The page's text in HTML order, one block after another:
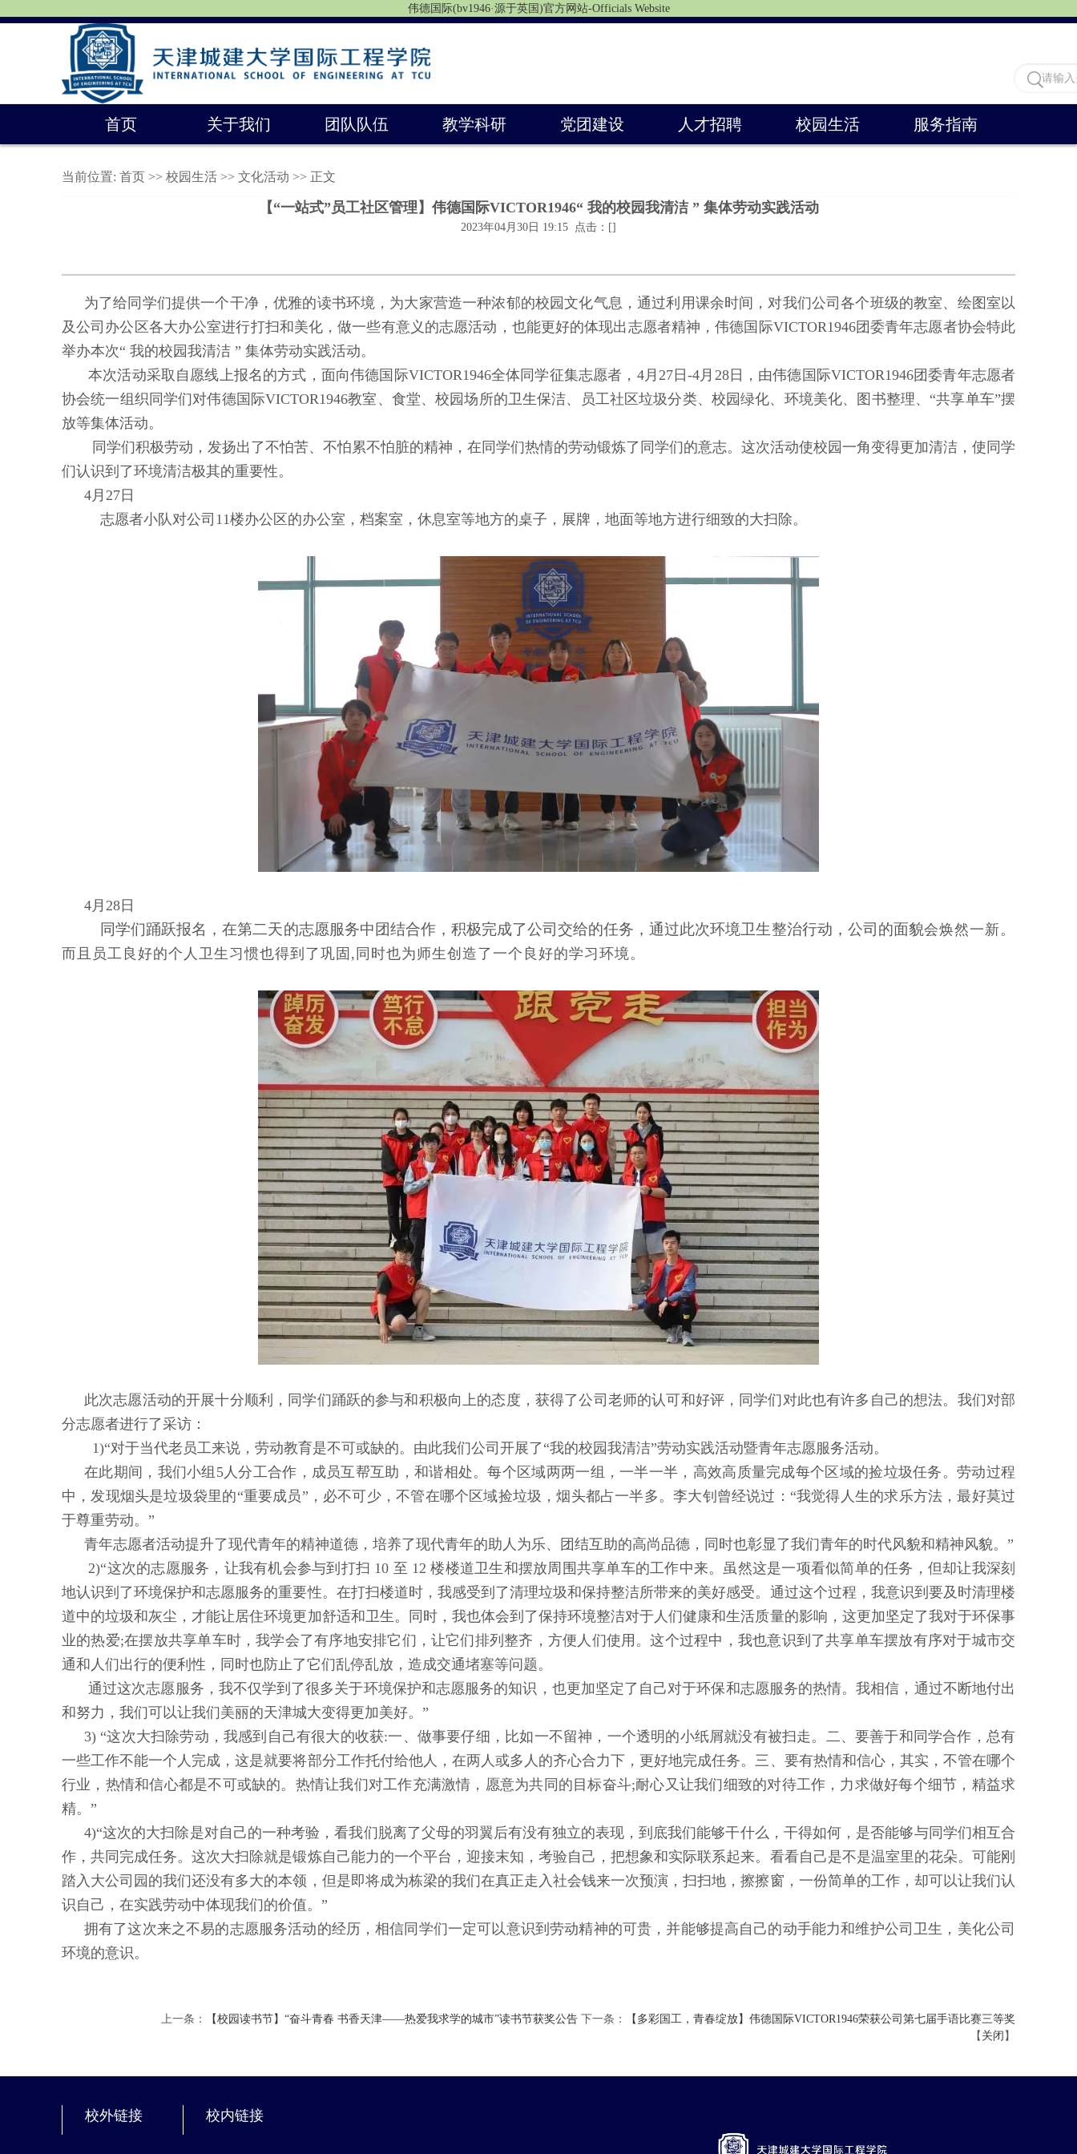
伟德国际(bv1946·源于英国)官方网站-Officials Website
首页 关于我们 团队队伍 教学科研 党团建设 人才招聘 校园生活 服务指南
当前位置: 首页 >> 校园生活 >> 文化活动 >> 正文
【“一站式”员工社区管理】伟德国际VICTOR1946“ 我的校园我清洁 ” 集体劳动实践活动
2023年04月30日 19:15 点击：[]
为了给同学们提供一个干净，优雅的读书环境，为大家营造一种浓郁的校园文化气息，通过利用课余时间，对我们公司各个班级的教室、绘图室以
及公司办公区各大办公室进行打扫和美化，做一些有意义的志愿活动，也能更好的体现出志愿者精神，伟德国际VICTOR1946团委青年志愿者协会特此
举办本次“ 我的校园我清洁 ” 集体劳动实践活动。
本次活动采取自愿线上报名的方式，面向伟德国际VICTOR1946全体同学征集志愿者，4月27日-4月28日，由伟德国际VICTOR1946团委青年志愿者
协会统一组织同学们对伟德国际VICTOR1946教室、食堂、校园场所的卫生保洁、员工社区垃圾分类、校园绿化、环境美化、图书整理、“共享单车”摆
放等集体活动。
同学们积极劳动，发扬出了不怕苦、不怕累不怕脏的精神，在同学们热情的劳动锻炼了同学们的意志。这次活动使校园一角变得更加清洁，使同学
们认识到了环境清洁极其的重要性。
4月27日
志愿者小队对公司11楼办公区的办公室，档案室，休息室等地方的桌子，展牌，地面等地方进行细致的大扫除。
4月28日
同学们踊跃报名，在第二天的志愿服务中团结合作，积极完成了公司交给的任务，通过此次环境卫生整治行动，公司的面貌会焕然一新。
而且员工良好的个人卫生习惯也得到了巩固,同时也为师生创造了一个良好的学习环境。
此次志愿活动的开展十分顺利，同学们踊跃的参与和积极向上的态度，获得了公司老师的认可和好评，同学们对此也有许多自己的想法。我们对部
分志愿者进行了采访：
1)“对于当代老员工来说，劳动教育是不可或缺的。由此我们公司开展了“我的校园我清洁”劳动实践活动暨青年志愿服务活动。
在此期间，我们小组5人分工合作，成员互帮互助，和谐相处。每个区域两两一组，一半一半，高效高质量完成每个区域的捡垃圾任务。劳动过程
中，发现烟头是垃圾袋里的“重要成员”，必不可少，不管在哪个区域捡垃圾，烟头都占一半多。李大钊曾经说过：“我觉得人生的求乐方法，最好莫过
于尊重劳动。”
青年志愿者活动提升了现代青年的精神道德，培养了现代青年的助人为乐、团结互助的高尚品德，同时也彰显了我们青年的时代风貌和精神风貌。”
2)“这次的志愿服务，让我有机会参与到打扫 10 至 12 楼楼道卫生和摆放周围共享单车的工作中来。虽然这是一项看似简单的任务，但却让我深刻
地认识到了环境保护和志愿服务的重要性。在打扫楼道时，我感受到了清理垃圾和保持整洁所带来的美好感受。通过这个过程，我意识到要及时清理楼
道中的垃圾和灰尘，才能让居住环境更加舒适和卫生。同时，我也体会到了保持环境整洁对于人们健康和生活质量的影响，这更加坚定了我对于环保事
业的热爱;在摆放共享单车时，我学会了有序地安排它们，让它们排列整齐，方便人们使用。这个过程中，我也意识到了共享单车摆放有序对于城市交
通和人们出行的便利性，同时也防止了它们乱停乱放，造成交通堵塞等问题。
通过这次志愿服务，我不仅学到了很多关于环境保护和志愿服务的知识，也更加坚定了自己对于环保和志愿服务的热情。我相信，通过不断地付出
和努力，我们可以让我们美丽的天津城大变得更加美好。”
3) “这次大扫除劳动，我感到自己有很大的收获:一、做事要仔细，比如一不留神，一个透明的小纸屑就没有被扫走。二、要善于和同学合作，总有
一些工作不能一个人完成，这是就要将部分工作托付给他人，在两人或多人的齐心合力下，更好地完成任务。三、要有热情和信心，其实，不管在哪个
行业，热情和信心都是不可或缺的。热情让我们对工作充满激情，愿意为共同的目标奋斗;耐心又让我们细致的对待工作，力求做好每个细节，精益求
精。”
4)“这次的大扫除是对自己的一种考验，看我们脱离了父母的羽翼后有没有独立的表现，到底我们能够干什么，干得如何，是否能够与同学们相互合
作，共同完成任务。这次大扫除就是锻炼自己能力的一个平台，迎接末知，考验自己，把想象和实际联系起来。看看自己是不是温室里的花朵。可能刚
踏入大公司园的我们还没有多大的本领，但是即将成为栋梁的我们在真正走入社会钱来一次预演，扫扫地，擦擦窗，一份简单的工作，却可以让我们认
识自己，在实践劳动中体现我们的价值。”
拥有了这次来之不易的志愿服务活动的经历，相信同学们一定可以意识到劳动精神的可贵，并能够提高自己的动手能力和维护公司卫生，美化公司
环境的意识。
上一条： 【校园读书节】“奋斗青春 书香天津——热爱我求学的城市”读书节获奖公告 下一条：
【多彩国工，青春绽放】伟德国际VICTOR1946荣获公司第七届手语比赛三等奖
【 关闭 】
校外链接 校内链接